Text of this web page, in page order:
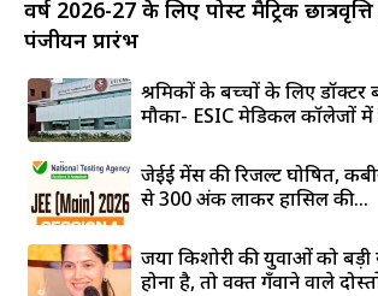
वर्ष 2026-27 के लिए पोस्ट मैट्रिक
पंजीयन प्रारंभ
श्रमिकों के बच्चों के लिए डॉक्टर
मौका- ESIC मेडिकल कॉलेजों में
जेईई मेंस की रिजल्ट घोषित,
से 300 अंक लाकर हासिल की...
जया किशोरी की युवाओं को
होना है, तो वक्त गँवाने वाले